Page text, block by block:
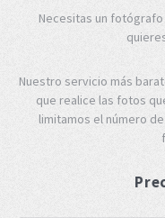
Necesitas un fotógrafo
Nuestro servicio más
que realice las fotos
limitamos el número